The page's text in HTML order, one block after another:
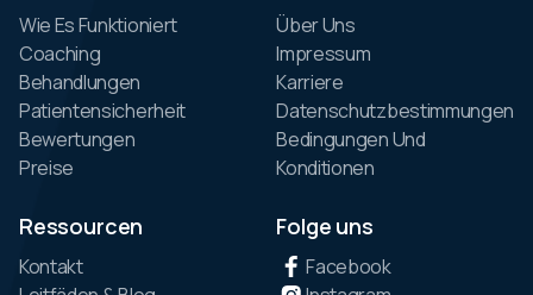
Wie Es Funktioniert
Coaching
Behandlungen
Patientensicherheit
Bewertungen
Preise
Über Uns
Impressum
Karriere
Datenschutzbestimmungen
Bedingungen Und
Konditionen
Ressourcen
Kontakt
Folge uns
Facebook